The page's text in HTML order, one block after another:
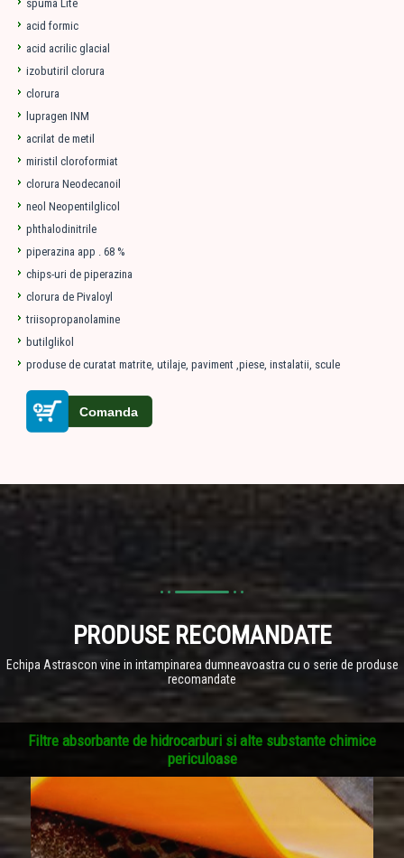
spuma Lite
acid formic
acid acrilic glacial
izobutiril clorura
clorura
lupragen INM
acrilat de metil
miristil cloroformiat
clorura Neodecanoil
neol Neopentilglicol
phthalodinitrile
piperazina app . 68 %
chips-uri de piperazina
clorura de Pivaloyl
triisopropanolamine
butilglikol
produse de curatat matrite, utilaje, paviment ,piese, instalatii, scule
PRODUSE RECOMANDATE
Echipa Astrascon vine in intampinarea dumneavoastra cu o serie de produse
recomandate
Filtre absorbante de hidrocarburi si alte substante chimice
periculoase